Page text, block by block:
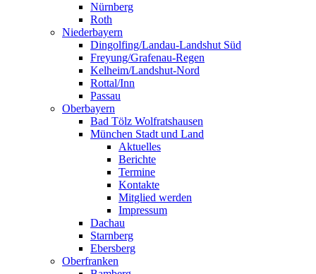
Nürnberg
Roth
Niederbayern
Dingolfing/Landau-Landshut Süd
Freyung/Grafenau-Regen
Kelheim/Landshut-Nord
Rottal/Inn
Passau
Oberbayern
Bad Tölz Wolfratshausen
München Stadt und Land
Aktuelles
Berichte
Termine
Kontakte
Mitglied werden
Impressum
Dachau
Starnberg
Ebersberg
Oberfranken